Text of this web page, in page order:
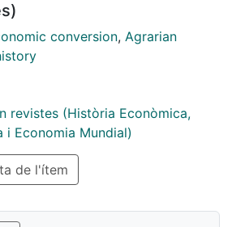
comerciales o en el de las
Consecuentemente serán los
y sus sociedades patronales y
en asociar su suerte a la de
todo, a lo largo del siglo, el
fue uniforme ni en sus demandas
proteccionismo,
matriz doctrinal (eclecticismo,
conversion, Agrarian
revistes (Història Econòmica,
i Economia Mundial)
de l'ítem